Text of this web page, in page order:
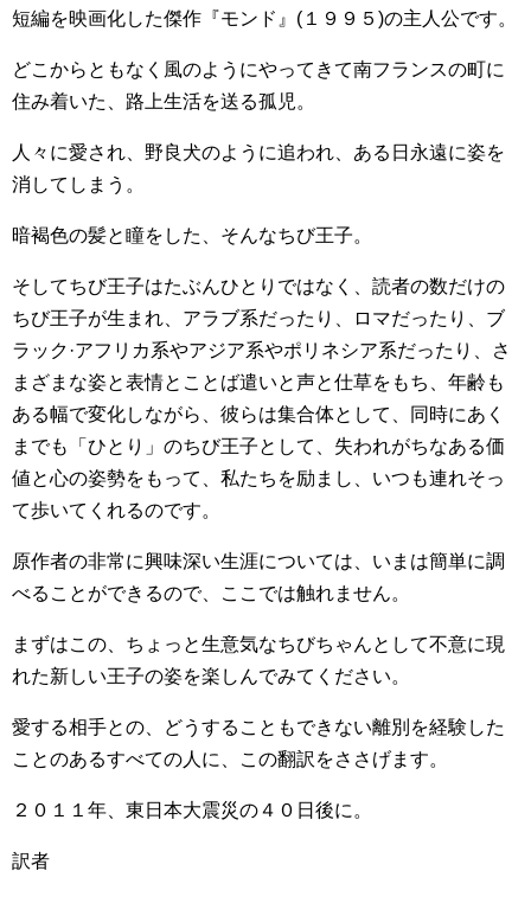
短編を映画化した傑作『モンド』(１９９５)の主人公です。
どこからともなく風のようにやってきて南フランスの町に
住み着いた、路上生活を送る孤児。
人々に愛され、野良犬のように追われ、ある日永遠に姿を
消してしまう。
暗褐色の髪と瞳をした、そんなちび王子。
そしてちび王子はたぶんひとりではなく、読者の数だけの
ちび王子が生まれ、アラブ系だったり、ロマだったり、ブ
ラック·アフリカ系やアジア系やポリネシア系だったり、さ
まざまな姿と表情とことば遣いと声と仕草をもち、年齢も
ある幅で変化しながら、彼らは集合体として、同時にあく
までも「ひとり」のちび王子として、失われがちなある価
値と心の姿勢をもって、私たちを励まし、いつも連れそっ
て歩いてくれるのです。
原作者の非常に興味深い生涯については、いまは簡単に調
べることができるので、ここでは触れません。
まずはこの、ちょっと生意気なちびちゃんとして不意に現
れた新しい王子の姿を楽しんでみてください。
愛する相手との、どうすることもできない離別を経験した
ことのあるすべての人に、この翻訳をささげます。
２０１１年、東日本大震災の４０日後に。
訳者